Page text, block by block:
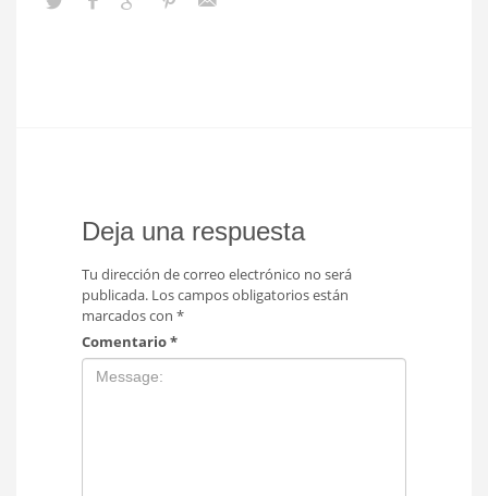
Deja una respuesta
Tu dirección de correo electrónico no será
publicada. Los campos obligatorios están
marcados con *
Comentario*